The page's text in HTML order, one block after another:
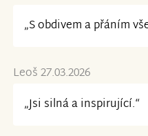
„S obdivem a přáním
Leoš 27.03.2026
„Jsi silná a inspirující.“